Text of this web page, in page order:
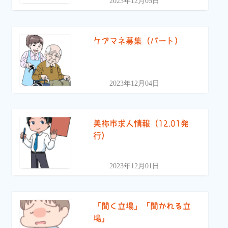
ケアマネ募集（パート）
2023年12月04日
美祢市求人情報（12.01発
行）
2023年12月01日
「聞く立場」「聞かれる立
場」